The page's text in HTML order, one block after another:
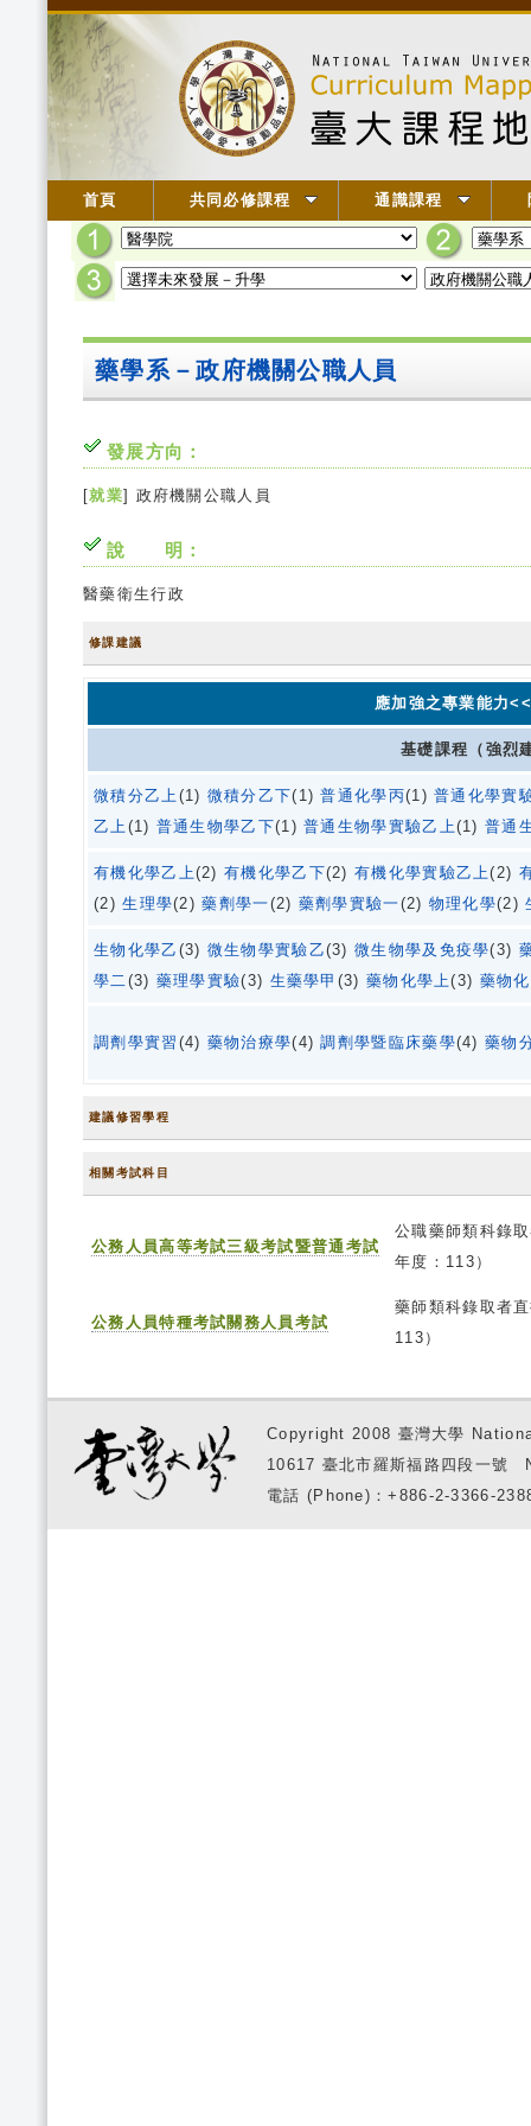
首頁 共同必修課程 通識課程
藥學系－政府機關公職人員
發展方向：
[就業] 政府機關公職人員
說 明：
醫藥衛生行政
修課建議
應加強之專業能力
基礎課程（強烈
微積分乙上(1) 微積分乙下(1)普通化學丙(1)普通化學實
乙上(1) 普通生物學乙下(1)普通生物學實驗乙上(1)普通
有機化學乙上(2)有機化學乙下(2)有機化學實驗乙上(2)
(2)生理學(2)藥劑學一(2) 藥劑學實驗一(2) 物理化學(2)
生物化學乙 (3) 微生物學實驗乙(3)微生物學及免疫學(3)
學二(3) 藥理學實驗(3) 生藥學甲 (3) 藥物化學上(3) 藥物
調劑學實習 (4) 藥物治療學(4)調劑學暨臨床藥學(4)藥物
建議修習學程
相關考試科目
公務人員高等考試三級考試暨普通考試
公職藥師類科錄
年度：113）
公務人員特種考試關務人員考試
藥師類科錄取者
113）
Copyright 2008 臺灣大學
10617 臺北市羅斯福路四段一
電話 (Phone)：+886-2-3366-